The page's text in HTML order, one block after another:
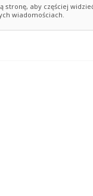
stronę, aby częściej
wiadomościach.